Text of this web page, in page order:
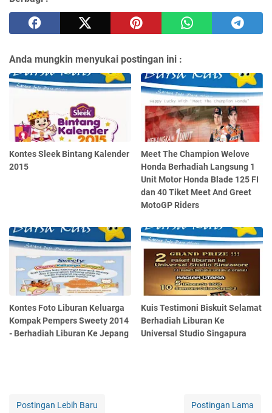
Anda mungkin menyukai postingan ini :
Kontes Sleek Bintang Kalender
2015
Meet The Champion Welove
Honda Berhadiah Langsung 1
Unit Motor Honda Blade 125 FI
dan 40 Tiket Meet And Greet
MotoGP Riders
Kontes Foto Liburan Keluarga
Kompak Pempers Sweety 2014
- Berhadiah Liburan Ke Jepang
Kuis Testimoni Biskuit Selamat
Berhadiah Liburan Ke
Universal Studio Singapura
Postingan Lebih Baru Postingan Lama